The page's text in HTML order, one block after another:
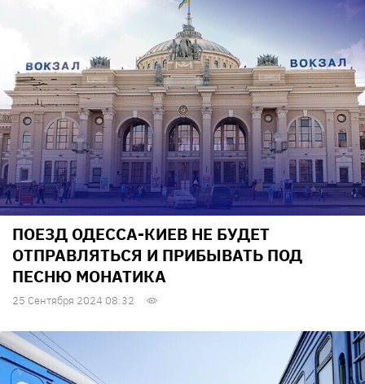
ПОЕЗД ОДЕССА-КИЕВ НЕ БУДЕТ
ОТПРАВЛЯТЬСЯ И ПРИБЫВАТЬ ПОД
ПЕСНЮ МОНАТИКА
25 Сентября 2024 08:32